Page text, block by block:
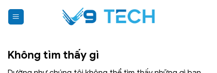
qua
Không tìm thấy gì